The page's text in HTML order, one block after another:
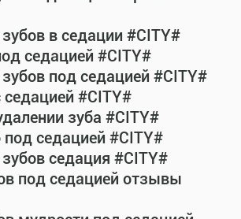
в седации #CITY#
седацией #CITY#
под седацией #CITY#
седацией #CITY#
зуба #CITY#
седацией #CITY#
седация #CITY#
под седацией отзывы